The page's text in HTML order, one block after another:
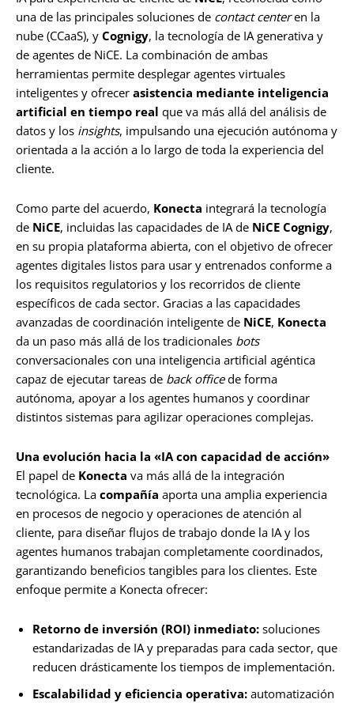
una de las principales soluciones de contact centeren la
nube (CCaaS), y Cognigy, la tecnología de IA generativa y
de agentes de NiCE. La combinación de ambas
herramientas permite desplegar agentes virtuales
inteligentes y ofrecer asistencia mediante inteligencia
artificial en tiempo real que va más allá del análisis de
datos y los insights, impulsando una ejecución autónoma y
orientada a la acción a lo largo de toda la experiencia del
cliente.
Como parte del acuerdo, Konecta integrará la tecnología
de NiCE, incluidas las capacidades de IA de NiCE Cognigy,
en su propia plataforma abierta, con el objetivo de ofrecer
agentes digitales listos para usar y entrenados conforme a
los requisitos regulatorios y los recorridos de cliente
específicos de cada sector. Gracias a las capacidades
avanzadas de coordinación inteligente de NiCE, Konecta
da un paso más allá de los tradicionales bots
conversacionales con una inteligencia artificial agéntica
capaz de ejecutar tareas de back officede forma
autónoma, apoyar a los agentes humanos y coordinar
distintos sistemas para agilizar operaciones complejas.
Una evolución hacia la «IA con capacidad de acción»
El papel de Konecta va más allá de la integración
tecnológica. La compañía aporta una amplia experiencia
en procesos de negocio y operaciones de atención al
cliente, para diseñar flujos de trabajo donde la IA y los
agentes humanos trabajan completamente coordinados,
garantizando beneficios tangibles para los clientes. Este
enfoque permite a Konecta ofrecer:
Retorno de inversión (ROI) inmediato: soluciones
estandarizadas de IA y preparadas para cada sector, que
reducen drásticamente los tiempos de implementación.
Escalabilidad y eficiencia operativa: automatización